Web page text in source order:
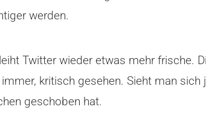
werden.
Twitter wieder etwas mehr frische.
kritisch gesehen. Sieht man
geschoben hat.